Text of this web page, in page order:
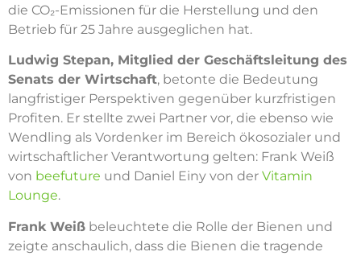
die CO₂-Emissionen für die Herstellung und den
Betrieb für 25 Jahre ausgeglichen hat.
Ludwig Stepan, Mitglied der Geschäftsleitung des
Senats der Wirtschaft, betonte die Bedeutung
langfristiger Perspektiven gegenüber kurzfristigen
Profiten. Er stellte zwei Partner vor, die ebenso wie
Wendling als Vordenker im Bereich ökosozialer und
wirtschaftlicher Verantwortung gelten: Frank Weiß
von beefuture und Daniel Einy von der Vitamin
Lounge.
Frank Weiß beleuchtete die Rolle der Bienen und
zeigte anschaulich, dass die Bienen die tragende